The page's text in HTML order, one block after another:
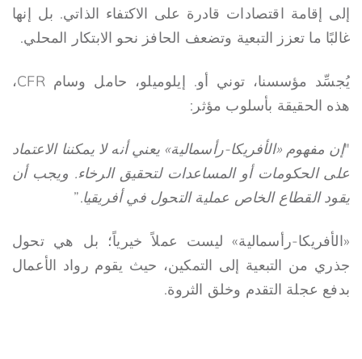
إلى إقامة اقتصادات قادرة على الاكتفاء الذاتي. بل إنها
غالبًا ما تعزز التبعية وتضعف الحافز نحو الابتكار المحلي.
يُجسِّد مؤسسنا، توني أو. إيلوميلو، حامل وسام CFR،
هذه الحقيقة بأسلوب مؤثر:
"إن مفهوم «الأفريكا-رأسمالية» يعني أنه لا يمكننا الاعتماد
على الحكومات أو المساعدات لتحقيق الرخاء. ويجب أن
يقود القطاع الخاص عملية التحول في أفريقيا.”
«الأفريكا-رأسمالية» ليست عملاً خيرياً؛ بل هي تحول
جذري من التبعية إلى التمكين، حيث يقوم رواد الأعمال
بدفع عجلة التقدم وخلق الثروة.